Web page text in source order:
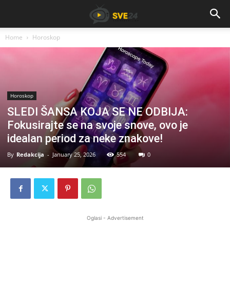
Home Horoskop
Horoskop
SLEDI ŠANSA KOJA SE NE ODBIJA:
Fokusirajte se na svoje snove, ovo je
idealan period za neke znakove!
By Redakcija - January 25, 2026 554 0
Oglasi - Advertisement